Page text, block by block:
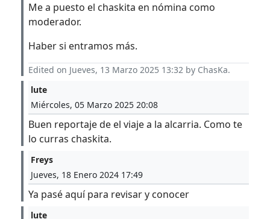
Me a puesto el chaskita en nómina como
moderador.
Haber si entramos más.
Edited on Jueves, 13 Marzo 2025 13:32 by ChasKa.
lute
Miércoles, 05 Marzo 2025 20:08
Buen reportaje de el viaje a la alcarria. Como te
lo curras chaskita.
Freys
Jueves, 18 Enero 2024 17:49
Ya pasé aquí para revisar y conocer
lute